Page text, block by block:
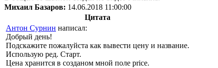
Михаил Базаров: 14.06.2018 11:00:00
Цитата
Антон Сурнин написал:
Добрый день!
Подскажите пожалуйста как вывести цену и название.
Использую ред. Старт.
Цена хранится в созданом мной поле price.